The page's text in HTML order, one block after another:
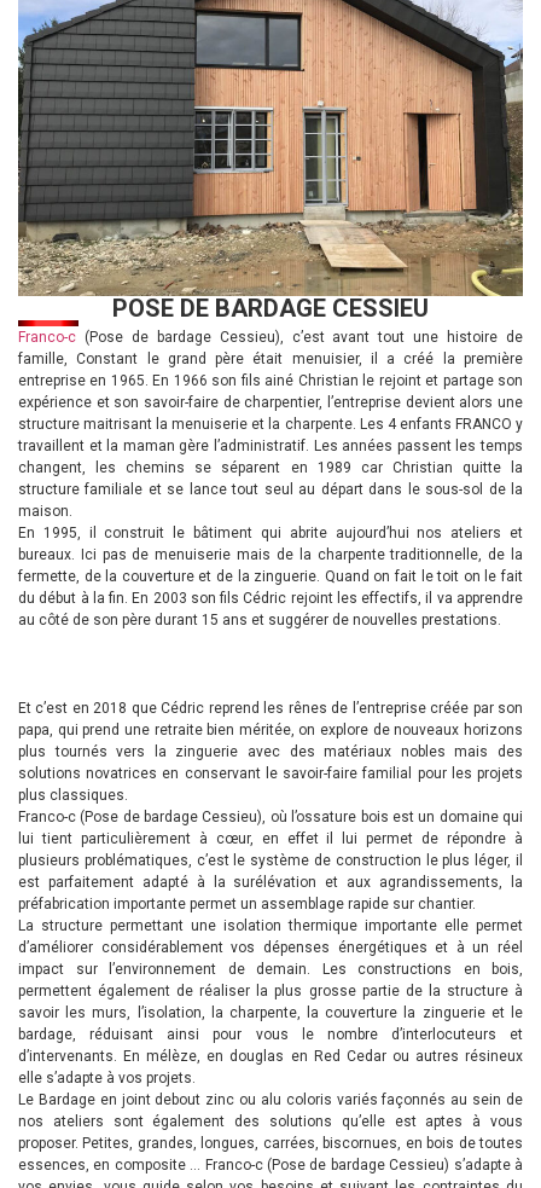
POSE DE BARDAGE CESSIEU
Franco-c (Pose de bardage Cessieu), c’est avant tout une histoire de
famille, Constant le grand père était menuisier, il a créé la première
entreprise en 1965. En 1966 son fils ainé Christian le rejoint et partage son
expérience et son savoir-faire de charpentier, l’entreprise devient alors une
structure maitrisant la menuiserie et la charpente. Les 4 enfants FRANCO y
travaillent et la maman gère l’administratif. Les années passent les temps
changent, les chemins se séparent en 1989 car Christian quitte la
structure familiale et se lance tout seul au départ dans le sous-sol de la
maison.
En 1995, il construit le bâtiment qui abrite aujourd’hui nos ateliers et
bureaux. Ici pas de menuiserie mais de la charpente traditionnelle, de la
fermette, de la couverture et de la zinguerie. Quand on fait le toit on le fait
du début à la fin. En 2003 son fils Cédric rejoint les effectifs, il va apprendre
au côté de son père durant 15 ans et suggérer de nouvelles prestations.
Et c’est en 2018 que Cédric reprend les rênes de l’entreprise créée par son
papa, qui prend une retraite bien méritée, on explore de nouveaux horizons
plus tournés vers la zinguerie avec des matériaux nobles mais des
solutions novatrices en conservant le savoir-faire familial pour les projets
plus classiques.
Franco-c (Pose de bardage Cessieu), où l’ossature bois est un domaine qui
lui tient particulièrement à cœur, en effet il lui permet de répondre à
plusieurs problématiques, c’est le système de construction le plus léger, il
est parfaitement adapté à la surélévation et aux agrandissements, la
préfabrication importante permet un assemblage rapide sur chantier.
La structure permettant une isolation thermique importante elle permet
d’améliorer considérablement vos dépenses énergétiques et à un réel
impact sur l’environnement de demain. Les constructions en bois,
permettent également de réaliser la plus grosse partie de la structure à
savoir les murs, l’isolation, la charpente, la couverture la zinguerie et le
bardage, réduisant ainsi pour vous le nombre d’interlocuteurs et
d’intervenants. En mélèze, en douglas en Red Cedar ou autres résineux
elle s’adapte à vos projets.
Le Bardage en joint debout zinc ou alu coloris variés façonnés au sein de
nos ateliers sont également des solutions qu’elle est aptes à vous
proposer. Petites, grandes, longues, carrées, biscornues, en bois de toutes
essences, en composite … Franco-c (Pose de bardage Cessieu) s’adapte à